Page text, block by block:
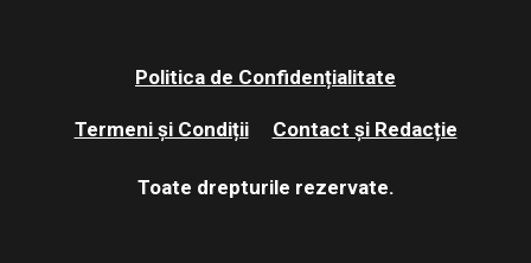
Politica de Confidențialitate
Termeni și Condiții Contact și Redacție
Toate drepturile rezervate.